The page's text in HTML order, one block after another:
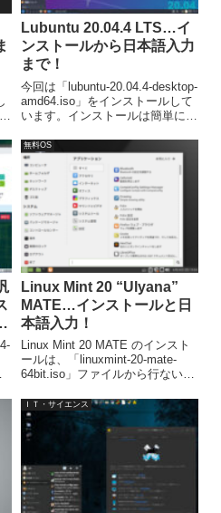
Lubuntu 20.04.4 LTS…イ
ンストールから日本語入力
まで！
今回は「lubuntu-20.04.4-desktop-
amd64.iso」をインストールして
います。インストールは簡単に終
は、再起動が済んだ段階で可能に
なっていませんので、別途対応が
必要でした。
無料OS
Linux Mint 20 “Ulyana”
MATE…インストールと日
本語入力！
Linux Mint 20 MATE のインスト
ールは、「linuxmint-20-mate-
64bit.iso」ファイルから行ないま
のRAM、15GBのディスク容量、
1024×768の解像度となっていま
す。
ＩＴ・サイエンス